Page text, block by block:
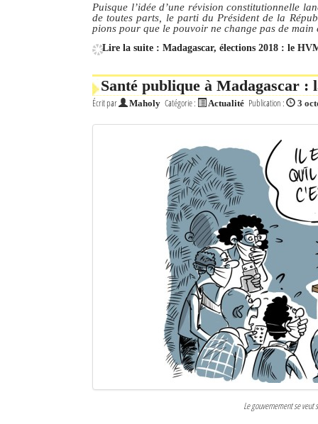
Puisque l’idée d’une révision constitutionnelle
de toutes parts, le parti du Président de la
pions pour que le pouvoir ne change pas de main
Lire la suite : Madagascar, élections 2018 : le
Santé publique à Madagascar :
Écrit par Maholy Catégorie : Actualité Publication : 3
Le gouvernement se veut